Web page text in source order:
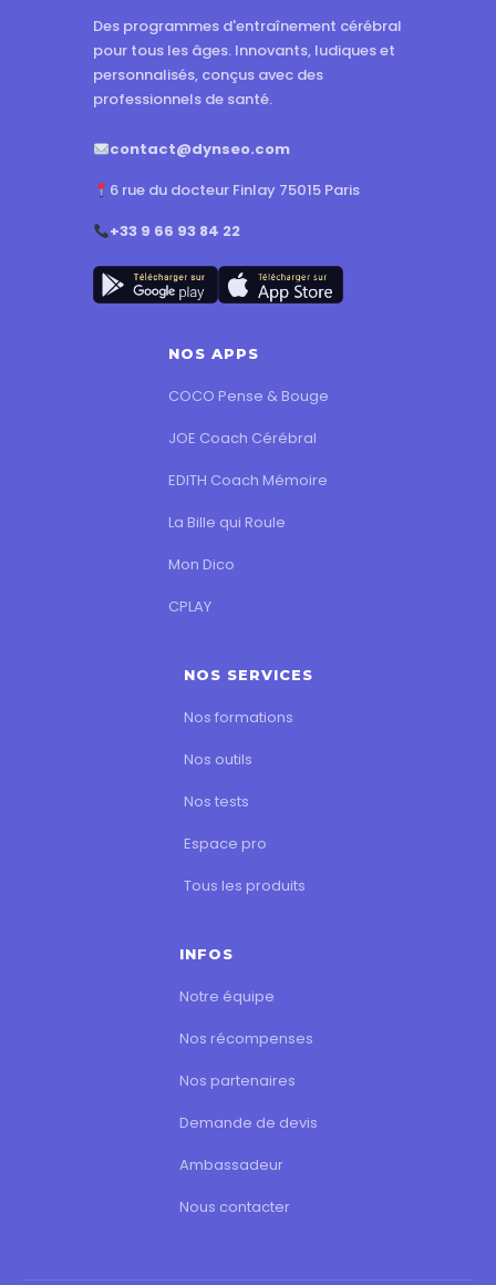
Des programmes d'entraînement cérébral
pour tous les âges. Innovants, ludiques et
personnalisés, conçus avec des
professionnels de santé.
contact@dynseo.com
6 rue du docteur Finlay 75015 Paris
+33 9 66 93 84 22
NOS APPS
COCO Pense & Bouge
JOE Coach Cérébral
EDITH Coach Mémoire
La Bille qui Roule
Mon Dico
CPLAY
NOS SERVICES
Nos formations
Nos outils
Nos tests
Espace pro
Tous les produits
INFOS
Notre équipe
Nos récompenses
Nos partenaires
Demande de devis
Ambassadeur
Nous contacter